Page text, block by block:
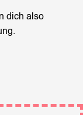
dich also